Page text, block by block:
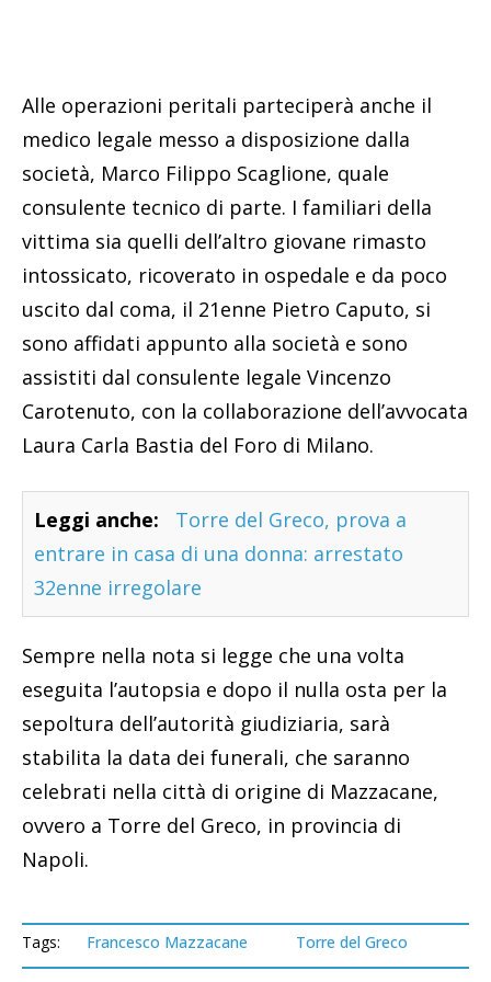
Alle operazioni peritali parteciperà anche il
medico legale messo a disposizione dalla
società, Marco Filippo Scaglione, quale
consulente tecnico di parte. I familiari della
vittima sia quelli dell’altro giovane rimasto
intossicato, ricoverato in ospedale e da poco
uscito dal coma, il 21enne Pietro Caputo, si
sono affidati appunto alla società e sono
assistiti dal consulente legale Vincenzo
Carotenuto, con la collaborazione dell’avvocata
Laura Carla Bastia del Foro di Milano.
Leggi anche:
Torre del Greco, prova a
entrare in casa di una donna: arrestato
32enne irregolare
Sempre nella nota si legge che una volta
eseguita l’autopsia e dopo il nulla osta per la
sepoltura dell’autorità giudiziaria, sarà
stabilita la data dei funerali, che saranno
celebrati nella città di origine di Mazzacane,
ovvero a Torre del Greco, in provincia di
Napoli.
Tags: Francesco Mazzacane Torre del Greco